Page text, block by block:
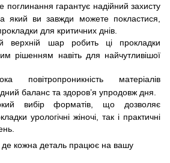
поглинання гарантує надійний захисту
який ви завжди можете покластися,
для критичних днів.
верхній шар робить ці прокладки
рішенням навіть для найчутливішої
повітропроникність матеріалів
баланс та здоров’я упродовж дня.
вибір форматів, що дозволяє
урологічні жіночі, так і практичні
де кожна деталь працює на вашу